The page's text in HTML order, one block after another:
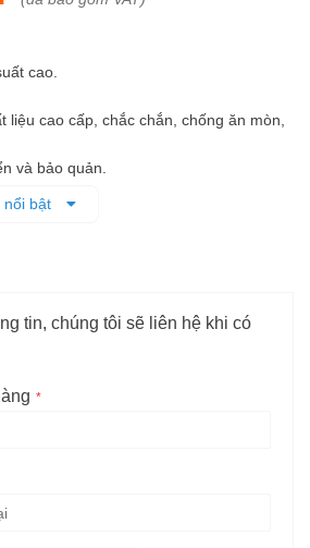
cao.
liệu cao cấp, chắc chắn, chống ăn mòn,
và bảo quản.
nổi bật
tin, chúng tôi sẽ liên hệ khi có